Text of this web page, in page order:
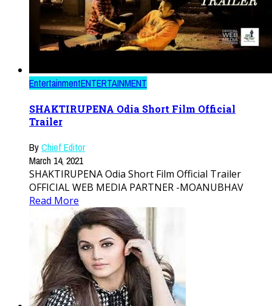
EntertainmentENTERTAINMENT
SHAKTIRUPENA Odia Short Film Official
Trailer
ByChief Editor
March 14, 2021
SHAKTIRUPENA Odia Short Film Official Trailer
OFFICIAL WEB MEDIA PARTNER -MOANUBHAV
Read More